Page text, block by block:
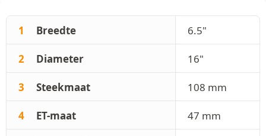
1 Breedte 6.5"
2 Diameter 16"
3 Steekmaat 108 mm
4 ET-maat 47 mm